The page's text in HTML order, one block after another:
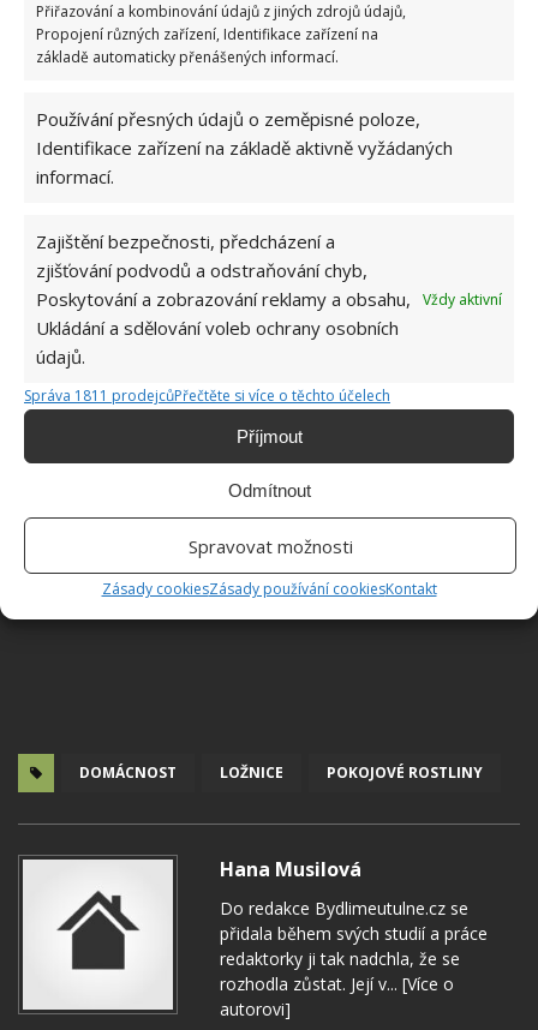
Přiřazování a kombinování údajů z jiných zdrojů údajů,
Propojení různých zařízení, Identifikace zařízení na
základě automaticky přenášených informací.
Používání přesných údajů o zeměpisné poloze,
Identifikace zařízení na základě aktivně vyžádaných
informací.
Zajištění bezpečnosti, předcházení a
zjišťování podvodů a odstraňování chyb,
Poskytování a zobrazování reklamy a obsahu,
Ukládání a sdělování voleb ochrany osobních
údajů.
Vždy aktivní
Správa 1811 prodejcůPřečtěte si více o těchto účelech
Příjmout
Odmítnout
Spravovat možnosti
Zásady cookiesZásady používání cookiesKontakt
Tato rostlina je zelená, nekvete, ale svou zelenou
barvou vnese do vaší ložnice pocit pohody. Zároveň
několika zdravotními problémy. Výborná je na kožní
problémy jako jsou ekzémy, otoky, kousnutí či
Zdroj: GardeningKnowHow
DOMÁCNOST LOŽNICE POKOJOVÉ ROSTLINY
Hana Musilová
Do redakce Bydlimeutulne.cz se
přidala během svých studií a práce
redaktorky ji tak nadchla, že se
rozhodla zůstat. Její v... [Více o
autorovi]